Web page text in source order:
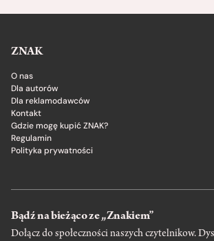
ZNAK
O nas
Dla autorów
Dla reklamodawców
Kontakt
Gdzie mogę kupić ZNAK?
Regulamin
Polityka prywatności
Bądź na bieżąco ze „Znakiem”
Dołącz do społeczności naszych czytelnikow.